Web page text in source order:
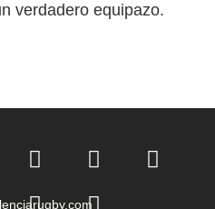
verdadero equipazo.